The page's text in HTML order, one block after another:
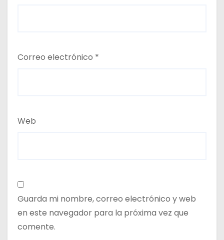
Correo electrónico *
Web
Guarda mi nombre, correo electrónico y web
en este navegador para la próxima vez que
comente.